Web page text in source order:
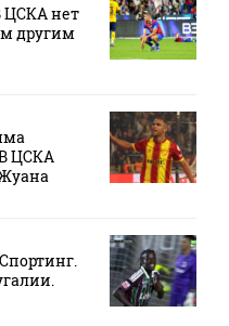
ЦСКА нет
другим
ЦСКА